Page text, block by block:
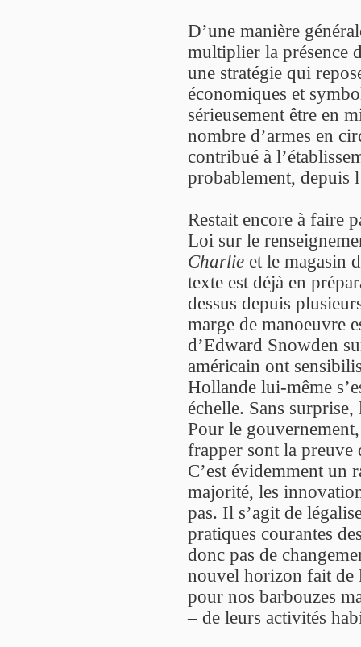
D’une manière
multiplier la présence
une stratégie qui
économiques et
sérieusement être en
nombre d’armes en
contribué à
probablement, depuis
Restait encore à faire
Loi sur le
Charlie et le magasin
texte est déjà en
dessus depuis
marge de manoeuvre
d’Edward Snowden
américain ont
Hollande lui-même
échelle. Sans
Pour le
frapper sont la preuve
C’est évidemment un
majorité, les
pas. Il s’agit de
pratiques courantes
donc pas de
nouvel horizon fait de
pour nos barbouzes
– de leurs activités